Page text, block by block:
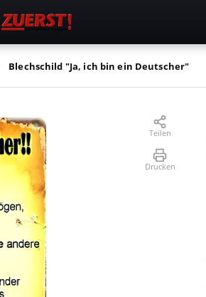
Blechschild "Ja, ich bin ein Deutscher"
Teilen
Drucken